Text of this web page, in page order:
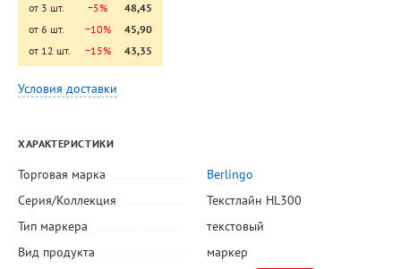
от 3 шт.
−5%
48,45
от 6 шт.
−10%
45,90
от 12 шт.
−15% 43,35
Условия доставки
ХАРАКТЕРИСТИКИ
Торговая марка
Berlingo
Серия/Коллекция
Текстлайн HL300
Тип маркера
текстовый
Вид продукта
маркер